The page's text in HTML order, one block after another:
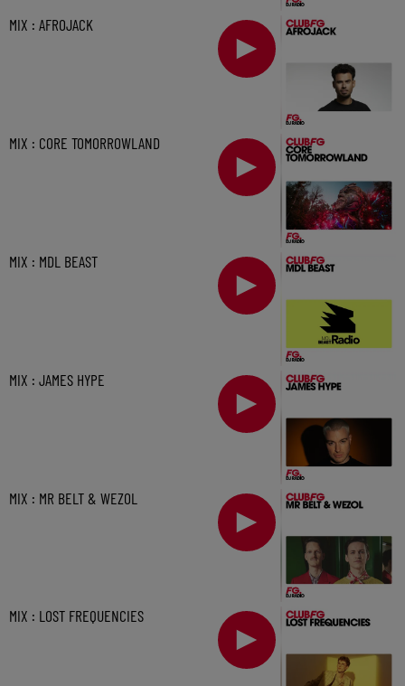
MIX : AFROJACK
MIX : CORE TOMORROWLAND
MIX : MDL BEAST
MIX : JAMES HYPE
MIX : MR BELT & WEZOL
MIX : LOST FREQUENCIES